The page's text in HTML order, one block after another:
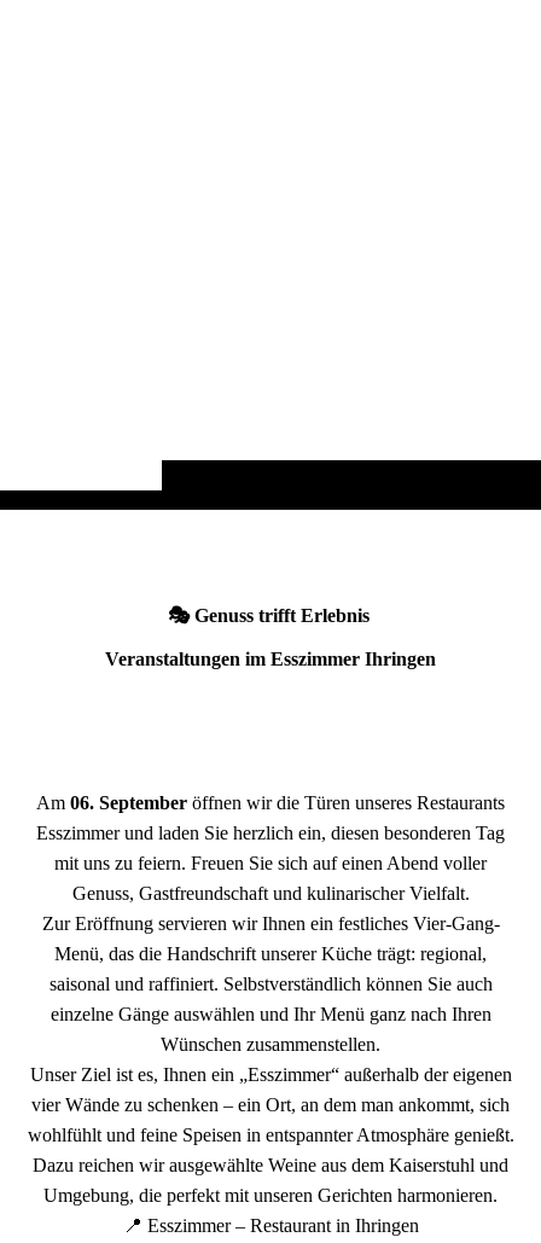
🎭 Genuss trifft Erlebnis
Veranstaltungen im Esszimmer Ihringen
Am 06. September öffnen wir die Türen unseres Restaurants
Esszimmer und laden Sie herzlich ein, diesen besonderen Tag
mit uns zu feiern. Freuen Sie sich auf einen Abend voller
Genuss, Gastfreundschaft und kulinarischer Vielfalt.
Zur Eröffnung servieren wir Ihnen ein festliches Vier-Gang-
Menü, das die Handschrift unserer Küche trägt: regional,
saisonal und raffiniert. Selbstverständlich können Sie auch
einzelne Gänge auswählen und Ihr Menü ganz nach Ihren
Wünschen zusammenstellen.
Unser Ziel ist es, Ihnen ein „Esszimmer“ außerhalb der eigenen
vier Wände zu schenken – ein Ort, an dem man ankommt, sich
wohlfühlt und feine Speisen in entspannter Atmosphäre genießt.
Dazu reichen wir ausgewählte Weine aus dem Kaiserstuhl und
Umgebung, die perfekt mit unseren Gerichten harmonieren.
📍 Esszimmer – Restaurant in Ihringen